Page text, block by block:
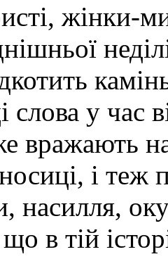
жінки-
у час
вражають
і теж
насилля,
в тій